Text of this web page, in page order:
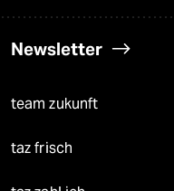
Newsletter
team zukunft
taz frisch